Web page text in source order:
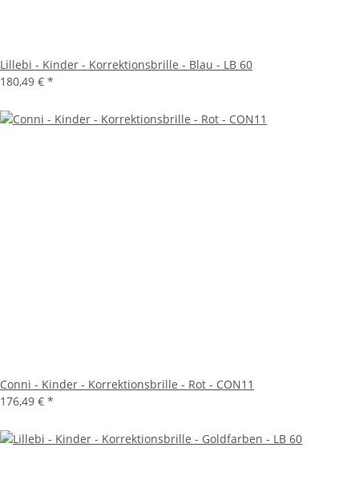
Lillebi - Kinder - Korrektionsbrille - Blau - LB 60
180,49 € *
Conni - Kinder - Korrektionsbrille - Rot - CON11
176,49 € *